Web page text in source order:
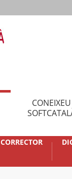
CONEIXEU
CORRECTOR